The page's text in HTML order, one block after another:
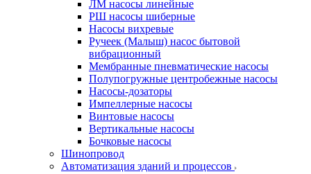
ЛМ насосы линейные
РШ насосы шиберные
Насосы вихревые
Ручеек (Малыш) насос бытовой
вибрационный
Мембранные пневматические насосы
Полупогружные центробежные насосы
Насосы-дозаторы
Импеллерные насосы
Винтовые насосы
Вертикальные насосы
Бочковые насосы
Шинопровод
Автоматизация зданий и процессов